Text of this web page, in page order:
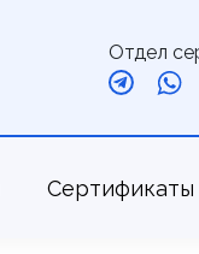
Отдел
Сертификаты